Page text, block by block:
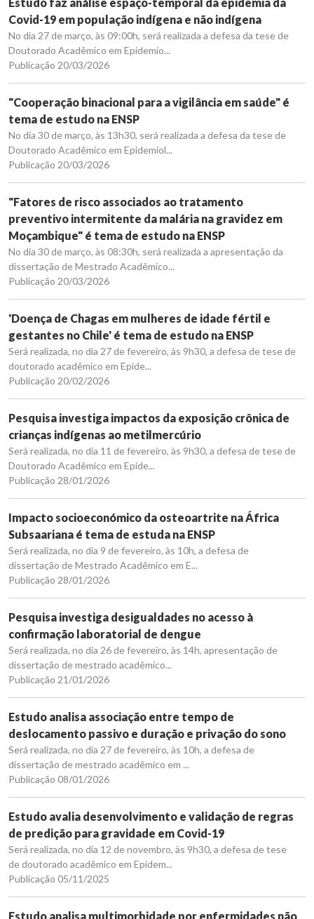
Covid-19 em população indígena e não indígena
No dia 27 de março, às 09:00h, será realizada a defesa da tese de
Doutorado Acadêmico em Epidemio...
Publicação 20/03/2026
"Cooperação binacional para a vigilância em saúde" é
tema de estudo na ENSP
No dia 30 de março, às 13h30, será realizada a defesa da tese de
Doutorado Acadêmico em Epidemiol...
Publicação 20/03/2026
"Fatores de risco associados ao tratamento
preventivo intermitente da malária na gravidez em
Moçambique" é tema de estudo na ENSP
No dia 30 de março, às 08:30h, será realizada a apresentação da
dissertação de Mestrado Acadêmico...
Publicação 20/03/2026
'Doença de Chagas em mulheres de idade fértil e
gestantes no Chile' é tema de estudo na ENSP
Será realizada, no dia 27 de fevereiro, às 9h30, a defesa de tese de
doutorado acadêmico em Epide...
Publicação 20/02/2026
Pesquisa investiga impactos da exposição crônica de
crianças indígenas ao metilmercúrio
Será realizada, no dia 11 de fevereiro, às 9h30, a defesa de tese de
Doutorado Acadêmico em Epide...
Publicação 28/01/2026
Impacto socioeconómico da osteoartrite na África
Subsaariana é tema de estuda na ENSP
Será realizada, no dia 9 de fevereiro, às 10h, a defesa de
dissertação de Mestrado Acadêmico em E...
Publicação 28/01/2026
Pesquisa investiga desigualdades no acesso à
confirmação laboratorial de dengue
Será realizada, no dia 26 de fevereiro, às 14h, apresentação de
dissertação de mestrado acadêmico...
Publicação 21/01/2026
Estudo analisa associação entre tempo de
deslocamento passivo e duração e privação do sono
Será realizada, no dia 27 de fevereiro, às 10h, a defesa de
dissertação de mestrado acadêmico em ...
Publicação 08/01/2026
Estudo avalia desenvolvimento e validação de regras
de predição para gravidade em Covid-19
Será realizada, no dia 12 de novembro, às 9h30, a defesa de tese
de doutorado acadêmico em Epidem...
Publicação 05/11/2025
Estudo analisa multimorbidade por enfermidades não